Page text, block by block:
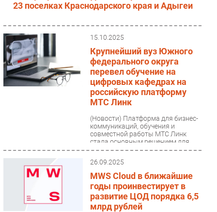
23 поселках Краснодарского края и Адыгеи
15.10.2025
Крупнейший вуз Южного
федерального округа
перевел обучение на
цифровых кафедрах на
российскую платформу
МТС Линк
(Новости) Платформа для бизнес-
коммуникаций, обучения и
совместной работы МТС Линк
стала основным решением для
дистанционных занятий на
26.09.2025
MWS Cloud в ближайшие
годы проинвестирует в
развитие ЦОД порядка 6,5
млрд рублей